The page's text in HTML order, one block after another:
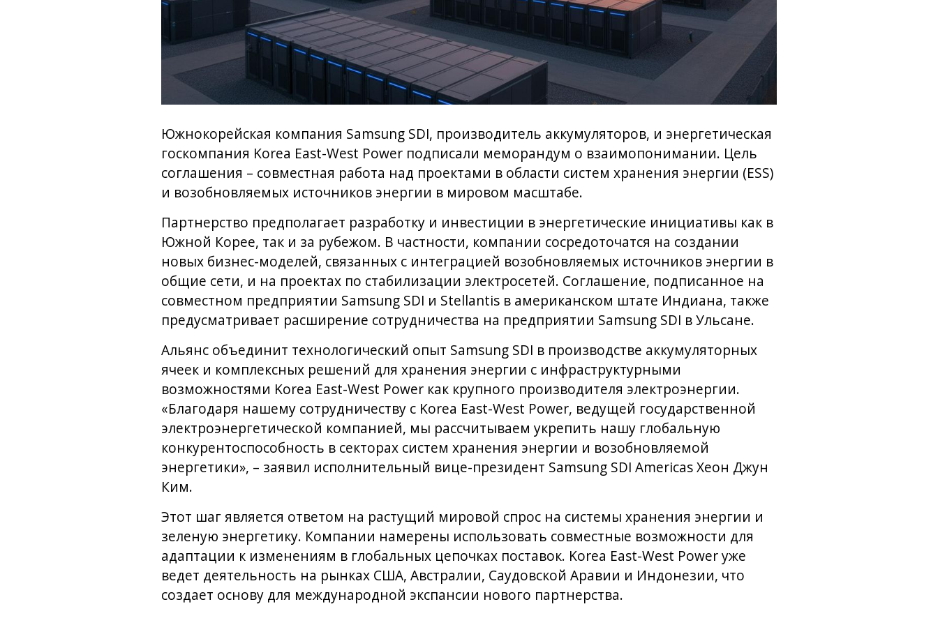
Южнокорейская компания Samsung SDI, производитель аккумуляторов, и энергетическая
госкомпания Korea East-West Power подписали меморандум о взаимопонимании. Цель
соглашения – совместная работа над проектами в области систем хранения энергии (ESS)
и возобновляемых источников энергии в мировом масштабе.
Партнерство предполагает разработку и инвестиции в энергетические инициативы как в
Южной Корее, так и за рубежом. В частности, компании сосредоточатся на создании
новых бизнес-моделей, связанных с интеграцией возобновляемых источников энергии в
общие сети, и на проектах по стабилизации электросетей. Соглашение, подписанное на
совместном предприятии Samsung SDI и Stellantis в американском штате Индиана, также
предусматривает расширение сотрудничества на предприятии Samsung SDI в Ульсане.
Альянс объединит технологический опыт Samsung SDI в производстве аккумуляторных
ячеек и комплексных решений для хранения энергии с инфраструктурными
возможностями Korea East-West Power как крупного производителя электроэнергии.
«Благодаря нашему сотрудничеству с Korea East-West Power, ведущей государственной
электроэнергетической компанией, мы рассчитываем укрепить нашу глобальную
конкурентоспособность в секторах систем хранения энергии и возобновляемой
энергетики», – заявил исполнительный вице-президент Samsung SDI Americas Хеон Джун
Ким.
Этот шаг является ответом на растущий мировой спрос на системы хранения энергии и
зеленую энергетику. Компании намерены использовать совместные возможности для
адаптации к изменениям в глобальных цепочках поставок. Korea East-West Power уже
ведет деятельность на рынках США, Австралии, Саудовской Аравии и Индонезии, что
создает основу для международной экспансии нового партнерства.